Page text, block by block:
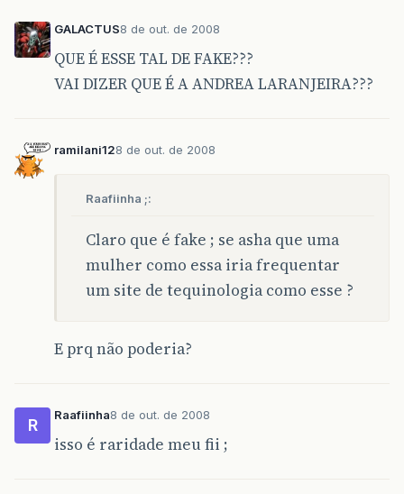
GALACTUS8 de out. de 2008
QUE É ESSE TAL DE FAKE???
VAI DIZER QUE É A ANDREA LARANJEIRA???
ramilani128 de out. de 2008
Raafiinha ;:
Claro que é fake ; se asha que uma
mulher como essa iria frequentar
um site de tequinologia como esse ?
E prq não poderia?
R
Raafiinha8 de out. de 2008
isso é raridade meu fii ;